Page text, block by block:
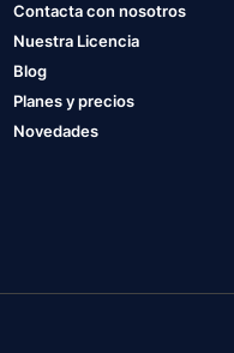
Contacta con nosotros
Nuestra Licencia
Blog
Planes y precios
Novedades